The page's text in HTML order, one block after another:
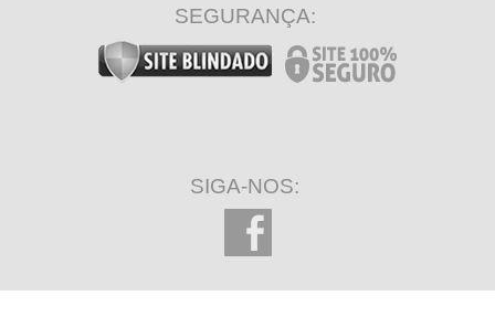
SEGURANÇA:
SIGA-NOS: